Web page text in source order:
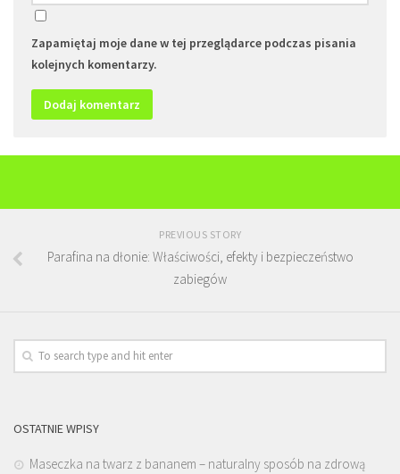
Zapamiętaj moje dane w tej przeglądarce podczas pisania
kolejnych komentarzy.
PREVIOUS STORY
Parafina na dłonie: Właściwości, efekty i bezpieczeństwo
zabiegów
OSTATNIE WPISY
Maseczka na twarz z bananem – naturalny sposób na zdrową